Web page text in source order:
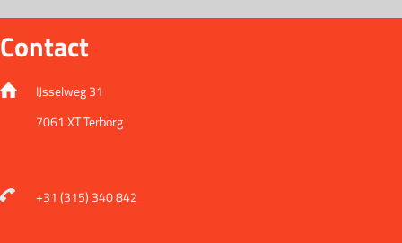
Contact
IJsselweg 31
7061 XT Terborg
+31 (315) 340 842